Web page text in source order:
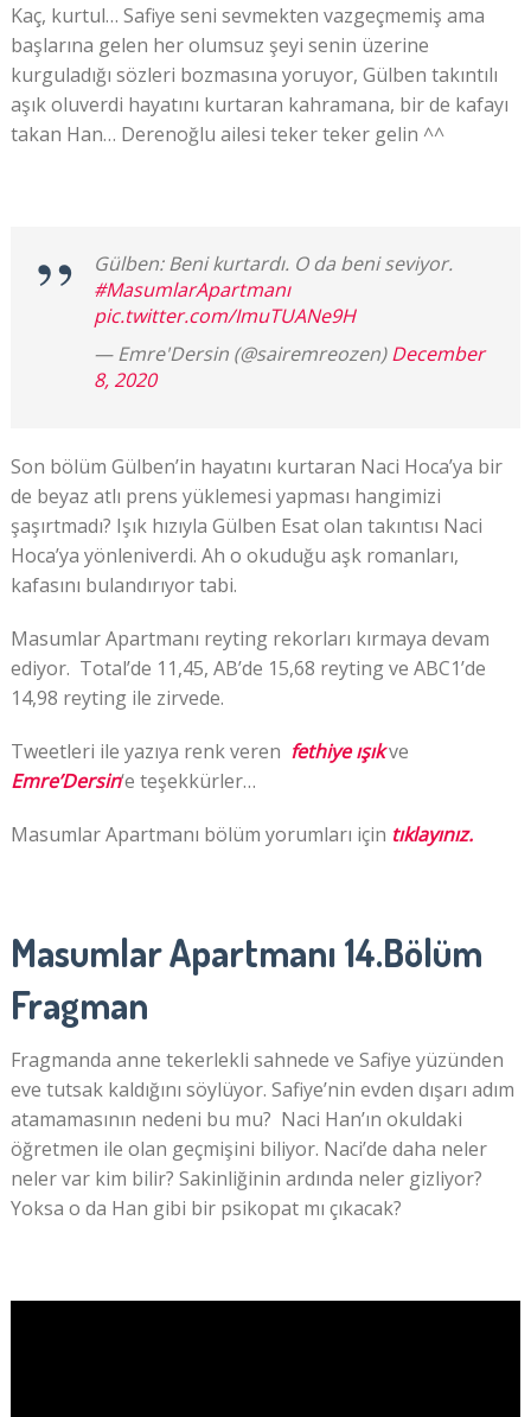
Kaç, kurtul… Safiye seni sevmekten vazgeçmemiş ama
başlarına gelen her olumsuz şeyi senin üzerine
kurguladığı sözleri bozmasına yoruyor, Gülben takıntılı
aşık oluverdi hayatını kurtaran kahramana, bir de kafayı
takan Han… Derenoğlu ailesi teker teker gelin ^^
Gülben: Beni kurtardı. O da beni seviyor.
#MasumlarApartmanı
pic.twitter.com/ImuTUANe9H
— Emre'Dersin (@sairemreozen)December
8, 2020
Son bölüm Gülben’in hayatını kurtaran Naci Hoca’ya bir
de beyaz atlı prens yüklemesi yapması hangimizi
şaşırtmadı? Işık hızıyla Gülben Esat olan takıntısı Naci
Hoca’ya yönleniverdi. Ah o okuduğu aşk romanları,
kafasını bulandırıyor tabi.
Masumlar Apartmanı reyting rekorları kırmaya devam
ediyor. Total’de 11,45, AB’de 15,68 reyting ve ABC1’de
14,98 reyting ile zirvede.
Tweetleri ile yazıya renk veren fethiye ışıkve
Emre’Dersin‘e teşekkürler…
Masumlar Apartmanı bölüm yorumları için tıklayınız.
Masumlar Apartmanı 14.Bölüm
Fragman
Fragmanda anne tekerlekli sahnede ve Safiye yüzünden
eve tutsak kaldığını söylüyor. Safiye’nin evden dışarı adım
atamamasının nedeni bu mu? Naci Han’ın okuldaki
öğretmen ile olan geçmişini biliyor. Naci’de daha neler
neler var kim bilir? Sakinliğinin ardında neler gizliyor?
Yoksa o da Han gibi bir psikopat mı çıkacak?